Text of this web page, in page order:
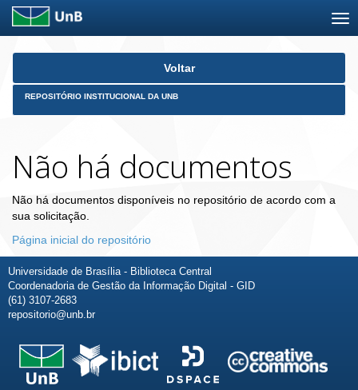
Skip
Voltar
REPOSITÓRIO INSTITUCIONAL DA UNB
Não há documentos
Não há documentos disponíveis no repositório de acordo com a
sua solicitação.
Página inicial do repositório
Universidade de Brasília - Biblioteca Central
Coordenadoria de Gestão da Informação Digital - GID
(61) 3107-2683
repositorio@unb.br